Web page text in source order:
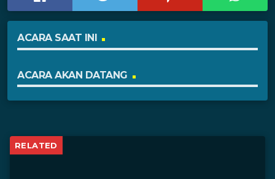
ACARA SAAT INI
ACARA AKAN DATANG
RELATED